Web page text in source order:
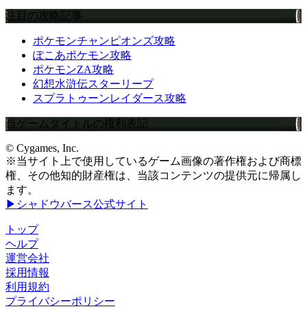
注目の攻略記事
ポケモンチャンピオンズ攻略
ぽこあポケモン攻略
ポケモンZA攻略
幻想水滸伝スターリープ
スプラトゥーンレイダース攻略
当ゲームタイトルの権利表記
© Cygames, Inc.
※当サイト上で使用しているゲーム画像の著作権および商標
権、その他知的財産権は、当該コンテンツの提供元に帰属し
ます。
▶シャドウバース公式サイト
トップ
ヘルプ
運営会社
採用情報
利用規約
プライバシーポリシー